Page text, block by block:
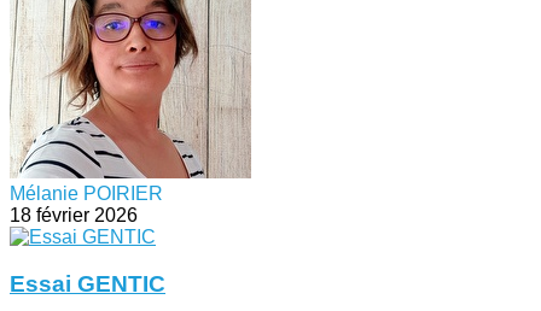
Mélanie POIRIER
18 février 2026
Essai GENTIC